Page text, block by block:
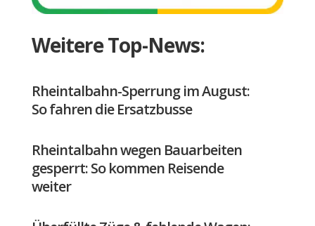
Weitere Top-News:
Rheintalbahn-Sperrung im August:
So fahren die Ersatzbusse
Rheintalbahn wegen Bauarbeiten
gesperrt: So kommen Reisende
weiter